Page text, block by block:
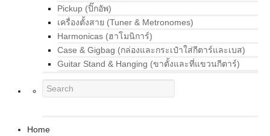
Pickup (ปิ๊กอัพ)
เครื่องตั้งสาย (Tuner & Metronomes)
Harmonicas (ฮาโมนิการ์)
Case & Gigbag (กล่องและกระเป๋าใส่กีตาร์และเบส)
Guitar Stand & Hanging (ขาตั้งและที่แขวนกีตาร์)
Home